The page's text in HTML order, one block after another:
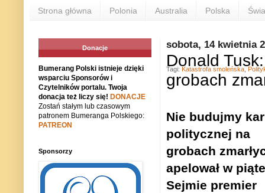
Strona główna Polonia Australia Polska
sobota, 14 kwietnia
Donald
grobach
Nie budujmy
politycznej na
grobach
apelował w
Sejmie premier
Tagi: Katastrofa smoleńska
Donacje
Bumerang Polski istnieje dzięki
wsparciu Sponsorów i
Czytelników portalu. Twoja
donacja też liczy się! DONACJE
Zostań stałym lub czasowym
patronem Bumeranga Polskiego:
PATREON
Sponsorzy